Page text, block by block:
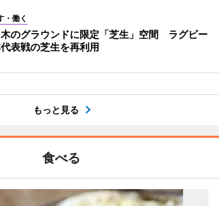
・働く
のグラウンドに限定「芝生」空間 ラグビー
表戦の芝生を再利用
もっと見る
食べる